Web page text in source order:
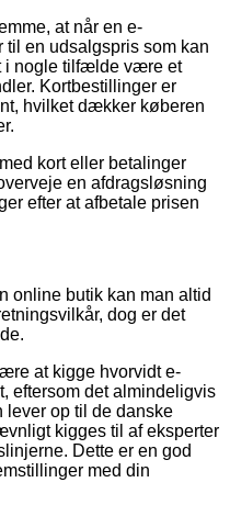
at når en e-
til en udsalgspris som kan
i nogle tilfælde være et
Kortbestillinger er
hvilket dækker køberen
kort eller betalinger
en afdragsløsning
efter at afbetale prisen
online butik kan man altid
dog er det
at kigge hvorvidt e-
eftersom det almindeligvis
lever op til de danske
kigges til af eksperter
Dette er en god
med din